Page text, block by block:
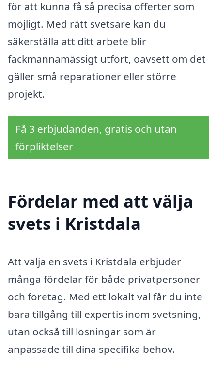
för att kunna få så precisa offerter som
möjligt. Med rätt svetsare kan du
säkerställa att ditt arbete blir
fackmannamässigt utfört, oavsett om det
gäller små reparationer eller större
projekt.
Få 3 erbjudanden, gratis och utan
förpliktelser
Fördelar med att välja
svets i Kristdala
Att välja en svets i Kristdala erbjuder
många fördelar för både privatpersoner
och företag. Med ett lokalt val får du inte
bara tillgång till expertis inom svetsning,
utan också till lösningar som är
anpassade till dina specifika behov.